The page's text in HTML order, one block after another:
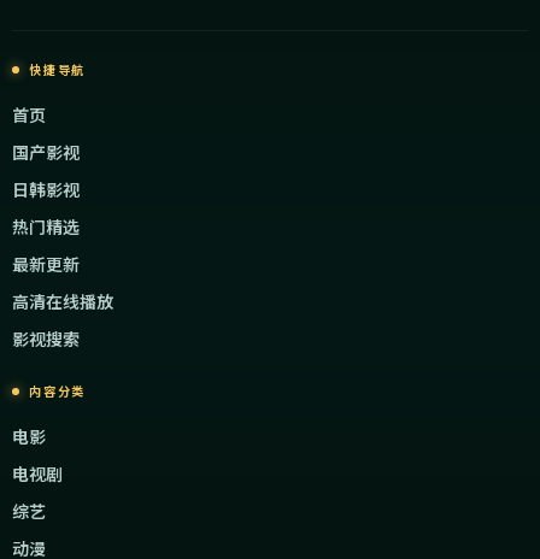
快捷导航
首页
国产影视
日韩影视
热门精选
最新更新
高清在线播放
影视搜索
内容分类
电影
电视剧
综艺
动漫